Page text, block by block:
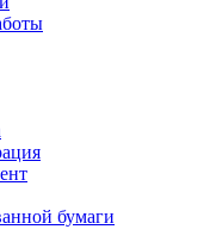
бумаги